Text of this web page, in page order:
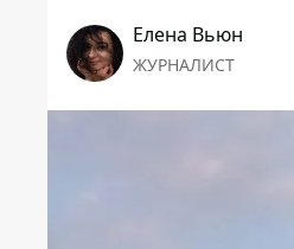
Елена Вьюн
ЖУРНАЛИСТ